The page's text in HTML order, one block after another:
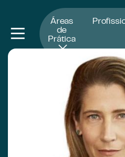
Áreas
de
Prática
Abre numa nova janela